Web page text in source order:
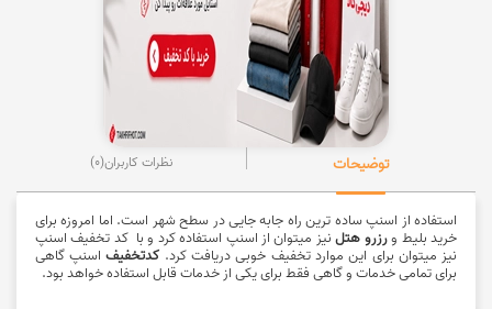
توضیحات نظرات کاربران(0)
استفاده از اسنپ ساده ترین راه جابه جایی در سطح شهر است. اما امروزه برای
خرید بلیط ورزرو هتلنیز میتوان از اسنپ استفاده کرد و با کد تخفیف اسنپ
نیز میتوان برای این موارد تخفیف خوبی دریافت کرد. کدتخفیفاسنپ گاهی
برای تمامی خدمات و گاهی فقط برای یکی از خدمات قابل استفاده خواهد بود.